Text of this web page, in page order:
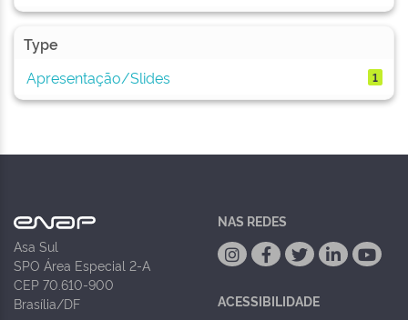
Type
Apresentação/Slides
1
Asa Sul
SPO Área Especial 2-A
CEP 70.610-900
Brasília/DF
NAS REDES
ACESSIBILIDADE